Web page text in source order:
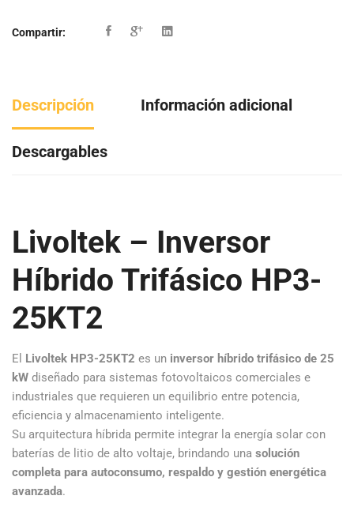
Compartir:
Descripción Información adicional
Descargables
Livoltek – Inversor
Híbrido Trifásico HP3-
25KT2
El Livoltek HP3-25KT2 es un inversor híbrido trifásico de 25
kW diseñado para sistemas fotovoltaicos comerciales e
industriales que requieren un equilibrio entre potencia,
eficiencia y almacenamiento inteligente.
Su arquitectura híbrida permite integrar la energía solar con
baterías de litio de alto voltaje, brindando una solución
completa para autoconsumo, respaldo y gestión energética
avanzada.